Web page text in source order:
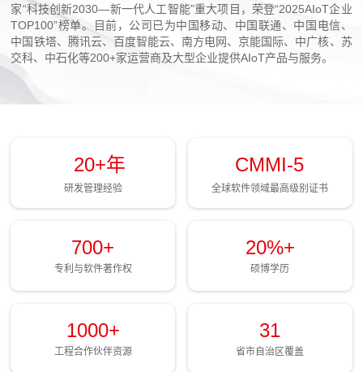
家“科技创新2030—新一代人工智能”重大项目，荣登“2025AIoT企业
TOP100”榜单。目前，公司已为中国移动、中国联通、中国电信、
中国铁塔、腾讯云、百度智能云、南方电网、京能国际、中广核、苏
交科、中石化等200+家运营商及大型企业提供AIoT产品与服务。
20+年
研发管理经验
CMMI-5
全球软件领域最高级别证书
700+
专利与软件著作权
20%+
硕博学历
1000+
工程合作伙伴资源
31
省市自治区覆盖